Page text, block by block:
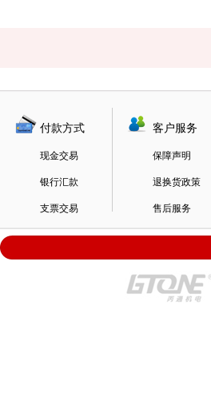
付款方式
现金交易
银行汇款
支票交易
客户服务
保障声明
退换货政策
售后服务